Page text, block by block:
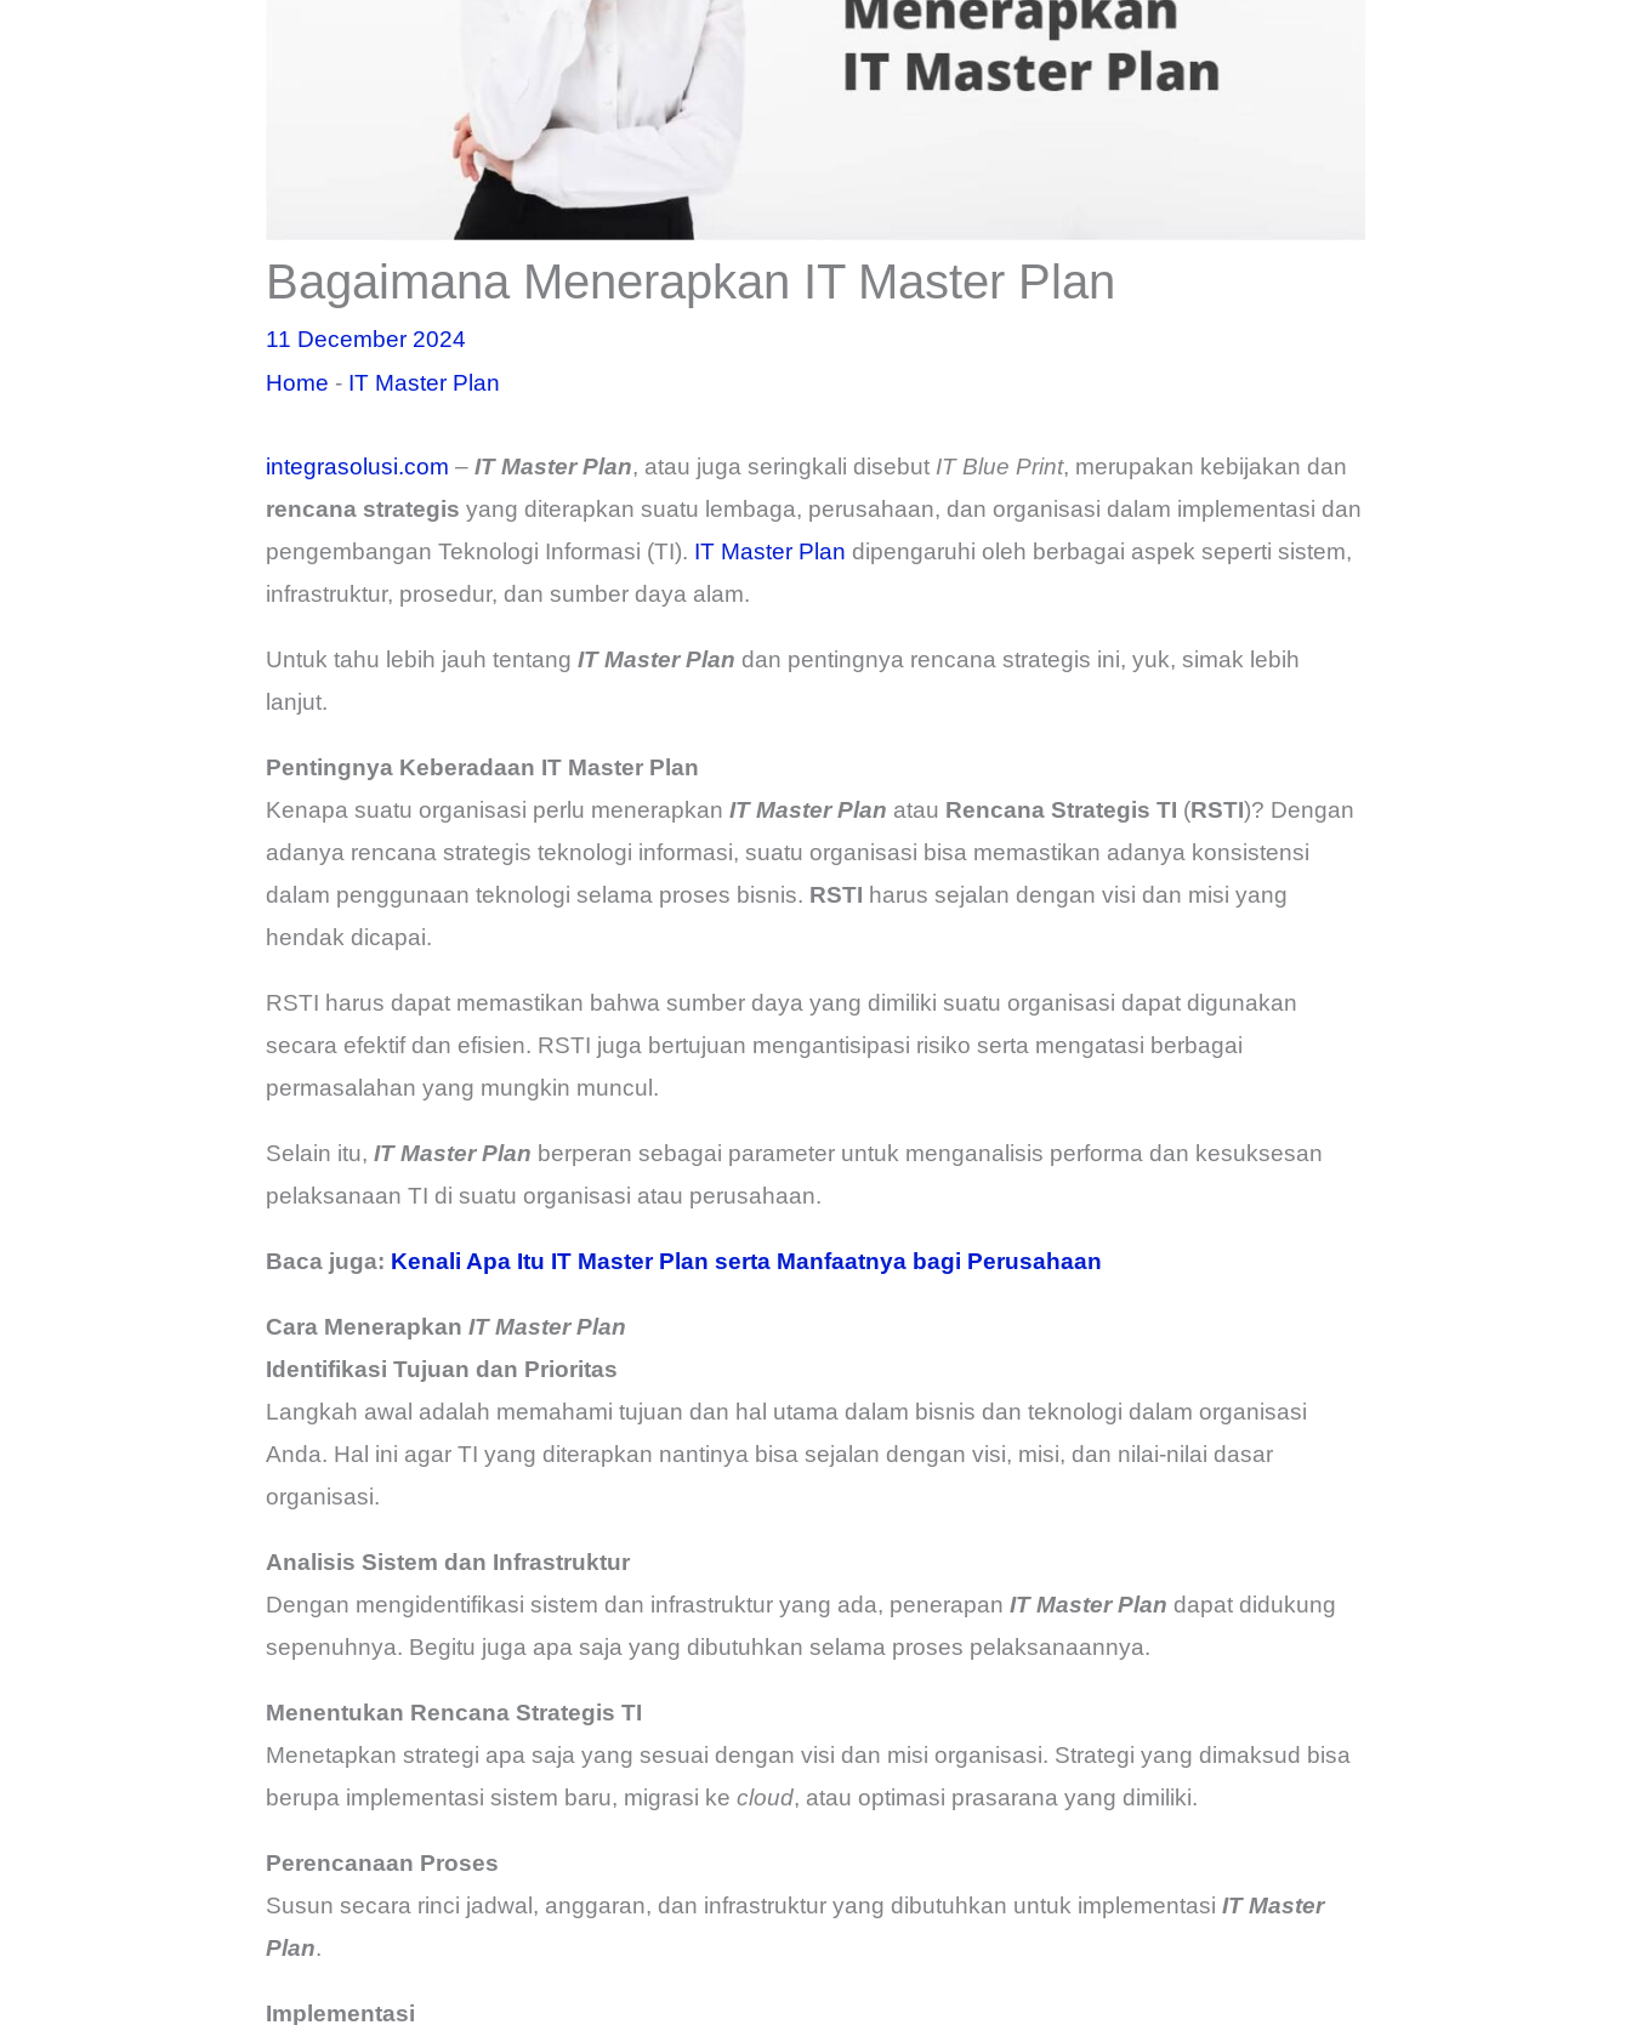
Bagaimana Menerapkan IT Master Plan
11 December 2024
Home - IT Master Plan
integrasolusi.com –IT Master Plan, atau juga seringkali disebut IT Blue Print, merupakan kebijakan dan
rencana strategis yang diterapkan suatu lembaga, perusahaan, dan organisasi dalam implementasi dan
pengembangan Teknologi Informasi (TI). IT Master Plan dipengaruhi oleh berbagai aspek seperti sistem,
infrastruktur, prosedur, dan sumber daya alam.
Untuk tahu lebih jauh tentang IT Master Plan dan pentingnya rencana strategis ini, yuk, simak lebih
lanjut.
Pentingnya Keberadaan IT Master Plan
Kenapa suatu organisasi perlu menerapkan IT Master Plan atau Rencana Strategis TI (RSTI)? Dengan
adanya rencana strategis teknologi informasi, suatu organisasi bisa memastikan adanya konsistensi
dalam penggunaan teknologi selama proses bisnis. RSTI harus sejalan dengan visi dan misi yang
hendak dicapai.
RSTI harus dapat memastikan bahwa sumber daya yang dimiliki suatu organisasi dapat digunakan
secara efektif dan efisien. RSTI juga bertujuan mengantisipasi risiko serta mengatasi berbagai
permasalahan yang mungkin muncul.
Selain itu, IT Master Plan berperan sebagai parameter untuk menganalisis performa dan kesuksesan
pelaksanaan TI di suatu organisasi atau perusahaan.
Baca juga: Kenali Apa Itu IT Master Plan serta Manfaatnya bagi Perusahaan
Cara Menerapkan IT Master Plan
Identifikasi Tujuan dan Prioritas
Langkah awal adalah memahami tujuan dan hal utama dalam bisnis dan teknologi dalam organisasi
Anda. Hal ini agar TI yang diterapkan nantinya bisa sejalan dengan visi, misi, dan nilai-nilai dasar
organisasi.
Analisis Sistem dan Infrastruktur
Dengan mengidentifikasi sistem dan infrastruktur yang ada, penerapan IT Master Plan dapat didukung
sepenuhnya. Begitu juga apa saja yang dibutuhkan selama proses pelaksanaannya.
Menentukan Rencana Strategis TI
Menetapkan strategi apa saja yang sesuai dengan visi dan misi organisasi. Strategi yang dimaksud bisa
berupa implementasi sistem baru, migrasi ke cloud, atau optimasi prasarana yang dimiliki.
Perencanaan Proses
Susun secara rinci jadwal, anggaran, dan infrastruktur yang dibutuhkan untuk implementasi IT Master
Plan.
Implementasi